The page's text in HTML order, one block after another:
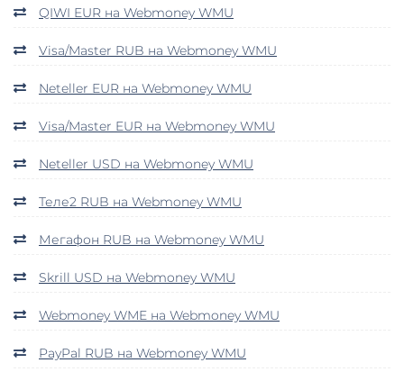
QIWI EUR на Webmoney WMU
Visa/Master RUB на Webmoney WMU
Neteller EUR на Webmoney WMU
Visa/Master EUR на Webmoney WMU
Neteller USD на Webmoney WMU
Теле2 RUB на Webmoney WMU
Мегафон RUB на Webmoney WMU
Skrill USD на Webmoney WMU
Webmoney WME на Webmoney WMU
PayPal RUB на Webmoney WMU